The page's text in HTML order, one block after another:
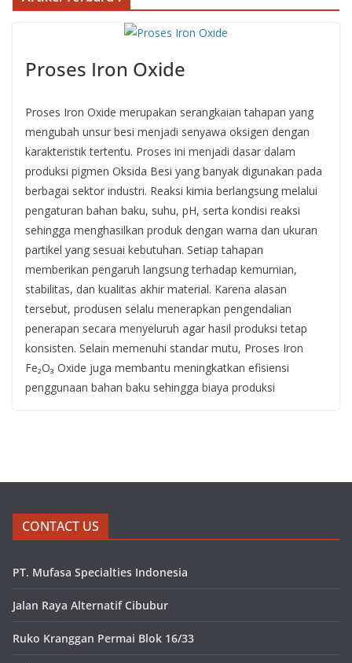
Proses Iron Oxide
Proses Iron Oxide merupakan serangkaian tahapan yang
mengubah unsur besi menjadi senyawa oksigen dengan
karakteristik tertentu. Proses ini menjadi dasar dalam
produksi pigmen Oksida Besi yang banyak digunakan pada
berbagai sektor industri. Reaksi kimia berlangsung melalui
pengaturan bahan baku, suhu, pH, serta kondisi reaksi
sehingga menghasilkan produk dengan warna dan ukuran
partikel yang sesuai kebutuhan. Setiap tahapan
memberikan pengaruh langsung terhadap kemurnian,
stabilitas, dan kualitas akhir material. Karena alasan
tersebut, produsen selalu menerapkan pengendalian
penerapan secara menyeluruh agar hasil produksi tetap
konsisten. Selain memenuhi standar mutu, Proses Iron
Fe₂O₃ Oxide juga membantu meningkatkan efisiensi
penggunaan bahan baku sehingga biaya produksi
CONTACT US
PT. Mufasa Specialties Indonesia
Jalan Raya Alternatif Cibubur
Ruko Kranggan Permai Blok 16/33